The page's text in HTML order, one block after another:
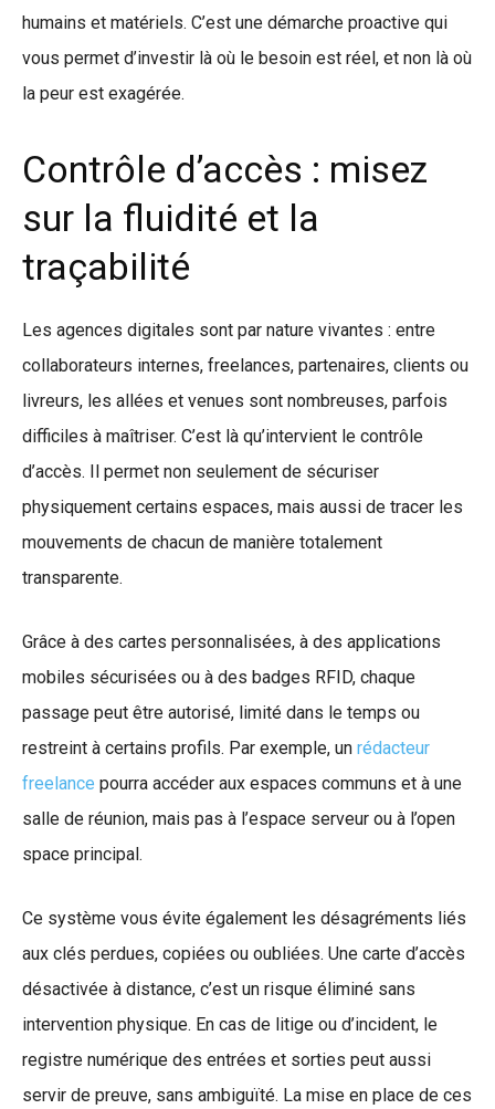
humains et matériels. C’est une démarche proactive qui
vous permet d’investir là où le besoin est réel, et non là où
la peur est exagérée.
Contrôle d’accès : misez
sur la fluidité et la
traçabilité
Les agences digitales sont par nature vivantes : entre
collaborateurs internes, freelances, partenaires, clients ou
livreurs, les allées et venues sont nombreuses, parfois
difficiles à maîtriser. C’est là qu’intervient le contrôle
d’accès. Il permet non seulement de sécuriser
physiquement certains espaces, mais aussi de tracer les
mouvements de chacun de manière totalement
transparente.
Grâce à des cartes personnalisées, à des applications
mobiles sécurisées ou à des badges RFID, chaque
passage peut être autorisé, limité dans le temps ou
restreint à certains profils. Par exemple, un rédacteur
freelance pourra accéder aux espaces communs et à une
salle de réunion, mais pas à l’espace serveur ou à l’open
space principal.
Ce système vous évite également les désagréments liés
aux clés perdues, copiées ou oubliées. Une carte d’accès
désactivée à distance, c’est un risque éliminé sans
intervention physique. En cas de litige ou d’incident, le
registre numérique des entrées et sorties peut aussi
servir de preuve, sans ambiguïté. La mise en place de ces